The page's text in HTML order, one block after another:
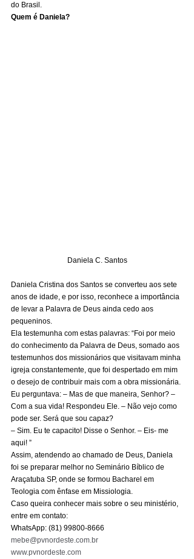
do Brasil.
Quem é Daniela?
Daniela C. Santos
Daniela Cristina dos Santos se converteu aos sete
anos de idade, e por isso, reconhece a importância
de levar a Palavra de Deus ainda cedo aos
pequeninos.
Ela testemunha com estas palavras: “Foi por meio
do conhecimento da Palavra de Deus, somado aos
testemunhos dos missionários que visitavam minha
igreja constantemente, que foi despertado em mim
o desejo de contribuir mais com a obra missionária.
Eu perguntava: – Mas de que maneira, Senhor? –
Com a sua vida! Respondeu Ele. – Não vejo como
pode ser. Será que sou capaz?
– Sim. Eu te capacito! Disse o Senhor. – Eis- me
aqui! ”
Assim, atendendo ao chamado de Deus, Daniela
foi se preparar melhor no Seminário Bíblico de
Araçatuba SP, onde se formou Bacharel em
Teologia com ênfase em Missiologia.
Caso queira conhecer mais sobre o seu ministério,
entre em contato:
WhatsApp: (81) 99800-8666
mebe@pvnordeste.com.br
www.pvnordeste.com